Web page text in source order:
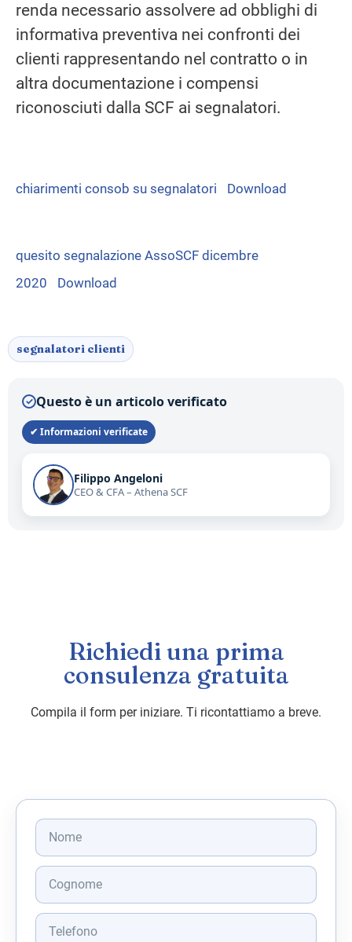
renda necessario assolvere ad obblighi di
informativa preventiva nei confronti dei
clienti rappresentando nel contratto o in
altra documentazione i compensi
riconosciuti dalla SCF ai segnalatori.
chiarimenti consob su segnalatori Download
quesito segnalazione AssoSCF dicembre
2020
Download
segnalatori clienti
✓ Questo è un articolo verificato
✔ Informazioni verificate
Filippo Angeloni
CEO & CFA – Athena SCF
Richiedi una prima
consulenza gratuita
Compila il form per iniziare. Ti ricontattiamo a breve.